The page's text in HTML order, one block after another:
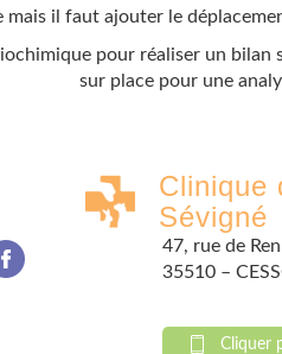
mais il faut ajouter le
pour réaliser un
sur place pour une
Clinique
Sévigné
47, rue de
35510 –
Cliquer